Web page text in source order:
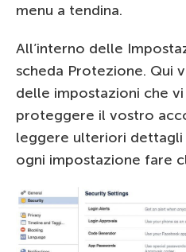
menu a tendina.
All’interno delle
scheda Protezione. Qui
delle impostazioni che
proteggere il vostro
leggere ulteriori dettagli
ogni impostazione fare